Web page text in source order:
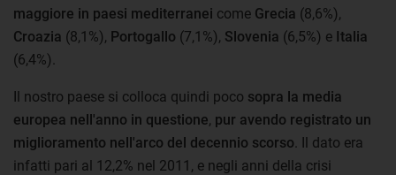
maggiore in paesi mediterranei come Grecia (8,6%),
Croazia (8,1%), Portogallo (7,1%), Slovenia (6,5%) e Italia
(6,4%).
Il nostro paese si colloca quindi poco sopra la media
europea nell'anno in questione, pur avendo registrato un
miglioramento nell'arco del decennio scorso. Il dato era
infatti pari al 12,2% nel 2011, e negli anni della crisi